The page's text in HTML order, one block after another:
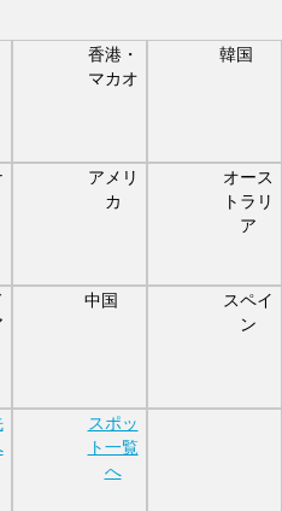
香港・
マカオ
韓国
アメリ
カ
オース
トラリ
ア
中国
スペイ
ン
スポッ
ト一覧
へ